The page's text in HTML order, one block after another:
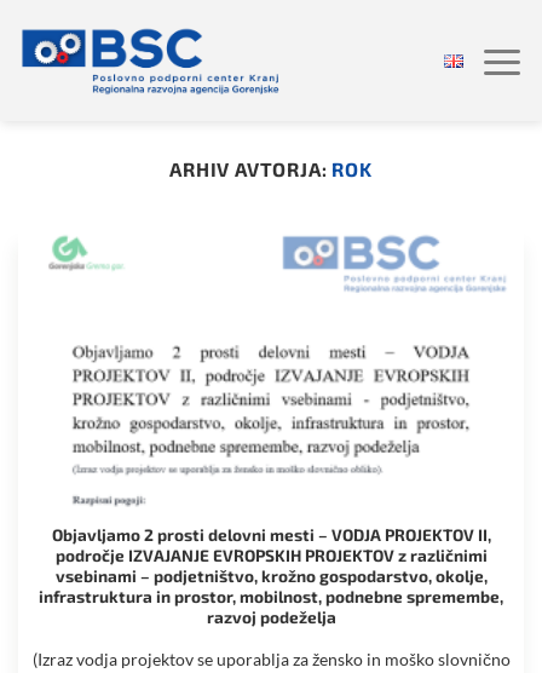
vsebino
ARHIV AVTORJA: ROK
Objavljamo 2 prosti delovni mesti – VODJA PROJEKTOV II,
področje IZVAJANJE EVROPSKIH PROJEKTOV z različnimi
vsebinami – podjetništvo, krožno gospodarstvo, okolje,
infrastruktura in prostor, mobilnost, podnebne spremembe,
razvoj podeželja
(Izraz vodja projektov se uporablja za žensko in moško slovnično